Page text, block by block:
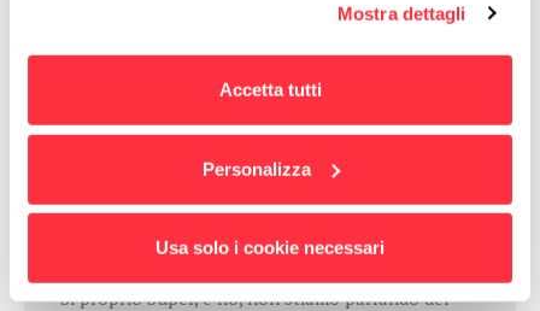
Mostra dettagli
Accetta tutti
Personalizza
Usa solo i cookie necessari
da come le racconti. In Domino è digital storyteller. Fuori
Domino25: Super
Si proprio Super, e no, non stiamo parlando dei